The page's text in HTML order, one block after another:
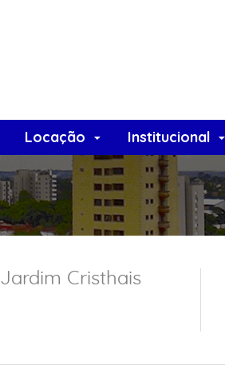
Locação Institucional
Cristhais